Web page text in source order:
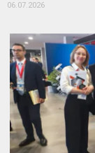
06.07.2026